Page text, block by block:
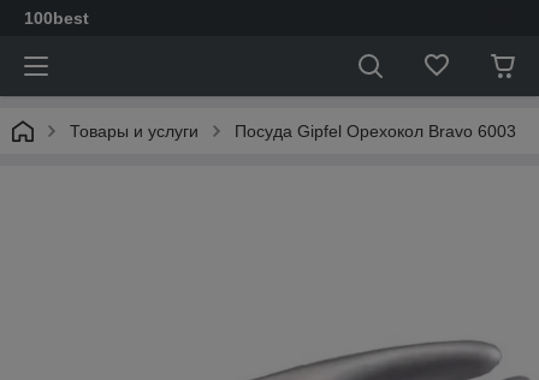
100best
Товары и услуги Посуда Gipfel Орехокол Bravo 6003